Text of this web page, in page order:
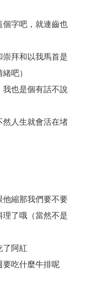
個字吧，就連齒也
拜和以我馬首是
吧）
也是個有話不說
然人生就會活在堵
他縮那我們要不要
了哦（當然不是
了阿紅
要吃什麼牛排呢